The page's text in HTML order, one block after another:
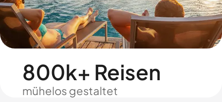
800k+ Reisen
mühelos gestaltet